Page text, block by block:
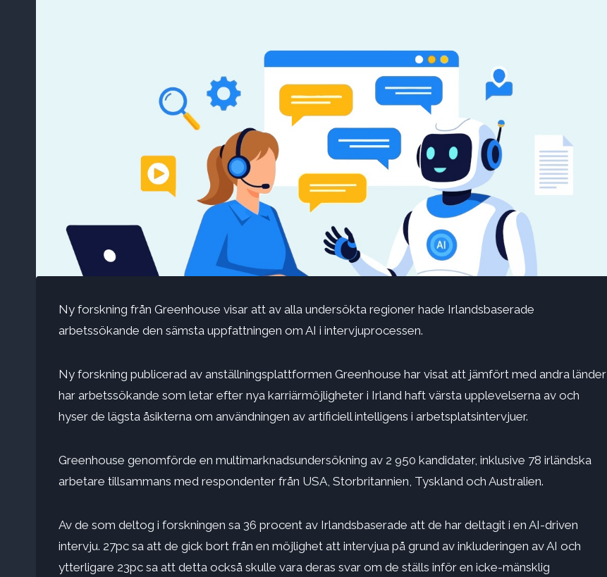
Ny forskning från Greenhouse visar att av alla undersökta regioner hade Irlandsbaserade
arbetssökande den sämsta uppfattningen om AI i intervjuprocessen.
Ny forskning publicerad av anställningsplattformen Greenhouse har visat att jämfört med andra länder
har arbetssökande som letar efter nya karriärmöjligheter i Irland haft värsta upplevelserna av och
hyser de lägsta åsikterna om användningen av artificiell intelligens i arbetsplatsintervjuer.
Greenhouse genomförde en multimarknadsundersökning av 2 950 kandidater, inklusive 78 irländska
arbetare tillsammans med respondenter från USA, Storbritannien, Tyskland och Australien.
Av de som deltog i forskningen sa 36 procent av Irlandsbaserade att de har deltagit i en AI-driven
intervju. 27pc sa att de gick bort från en möjlighet att intervjua på grund av inkluderingen av AI och
ytterligare 23pc sa att detta också skulle vara deras svar om de ställs inför en icke-mänsklig